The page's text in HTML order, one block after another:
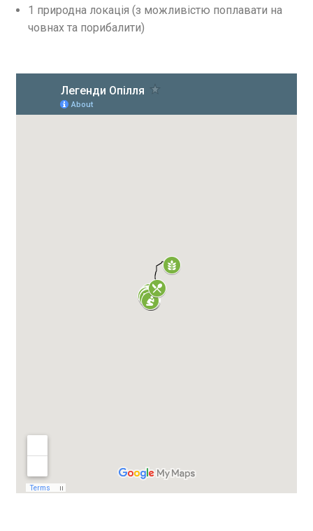
1 природна локація (з можливістю поплавати на
човнах та порибалити)